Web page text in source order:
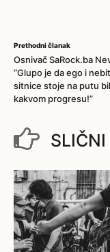
Prethodni članak
Osnivač SaRock.ba
“Glupo je da ego i
sitnice stoje na putu
kakvom progresu!”